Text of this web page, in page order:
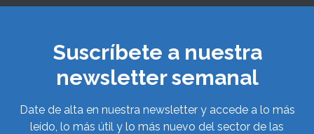
Suscríbete a nuestra
newsletter semanal
Date de alta en nuestra newsletter y accede a lo más
leído, lo más útil y lo más nuevo del sector de las